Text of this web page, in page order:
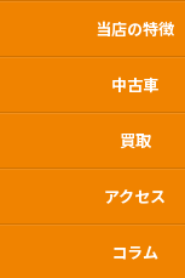
当店の特徴
中古車
買取
アクセス
コラム